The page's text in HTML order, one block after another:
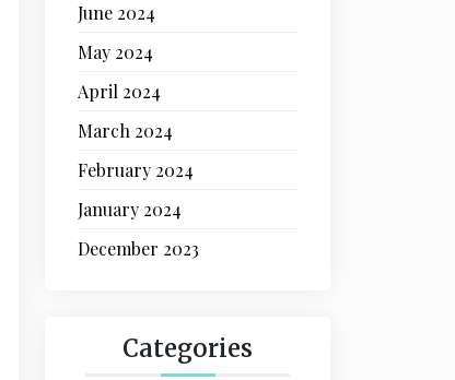
June 2024
May 2024
April 2024
March 2024
February 2024
January 2024
December 2023
Categories